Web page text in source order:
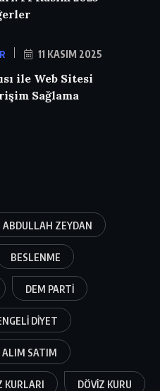
11 KASIM 2025
ile Web Sitesi
Sağlama
ABDULLAH ZEYDAN
BESLENME
DEM PARTI
DIYET
ALIM SATIM
KURLARI DÖVIZ KURU